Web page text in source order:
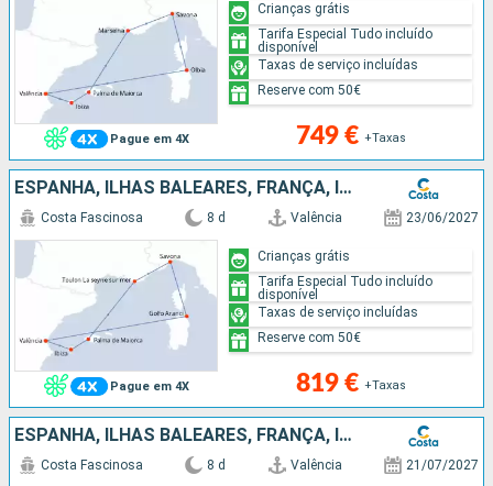
Pague em 4X 749 € +Taxas
Crianças grátis
Tarifa Especial Tudo incluído
disponível
Taxas de serviço incluídas
Reserve com 50€
ESPANHA, ILHAS BALEARES, FRANÇA, ITÁLIA
Pague em 4X
Costa Fascinosa 8 d Valência 23/06/2027
819 € +Taxas
Crianças grátis
Tarifa Especial Tudo incluído
disponível
Taxas de serviço incluídas
Reserve com 50€
ESPANHA, ILHAS BALEARES, FRANÇA, ITÁLIA
Costa Fascinosa 8 d Valência 21/07/2027